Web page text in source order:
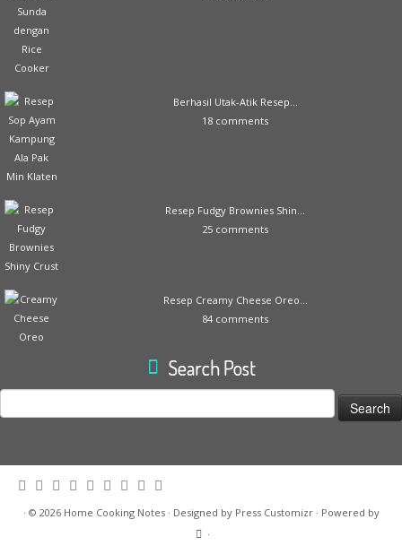
Berhasil Utak-Atik Resep...
18 comments
Resep Fudgy Brownies Shin...
25 comments
Resep Creamy Cheese Oreo...
84 comments
Search Post
Search
for:
· © 2026 Home Cooking Notes· Designed by Press Customizr· Powered by
·